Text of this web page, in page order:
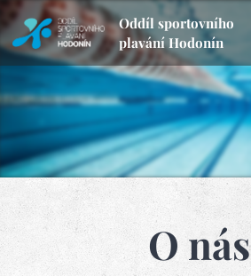
Oddíl sportovního
plavání Hodonín
O nás